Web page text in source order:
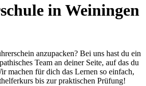
in Weiningen
anzupacken? Bei uns hast du ein
Team an deiner Seite, auf das du
machen für dich das Lernen so einfach,
bis zur praktischen Prüfung!